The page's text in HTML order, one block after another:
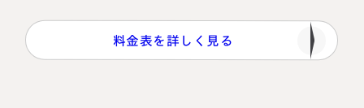
料金表を詳しく見る